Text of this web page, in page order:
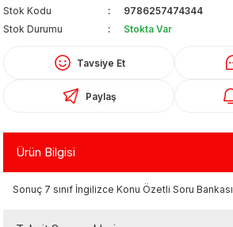
Stok Kodu
9786257474344
Stok Durumu
Stokta Var
Tavsiye Et
Paylaş
Ürün Bilgisi
Sonuç 7 sınıf İngilizce Konu Özetli Soru Bankası